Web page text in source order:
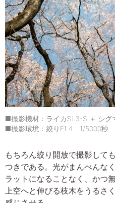
■撮影機材：ライカSL3-S ＋ シグ
■撮影環境：絞りF1.4 1/5000秒
もちろん絞り開放で撮影して
つきである。光がまんべんな
ラットになることなく、かつ
上空へと伸びる枝木をうるさ